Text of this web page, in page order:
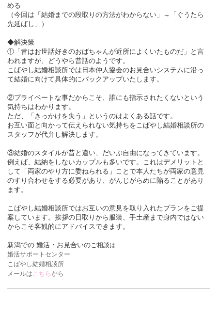
める
（今回は「結婚までの段取りの方法がわからない」→「 ぐうたら
先延ばし 」）
◆解決策
①「昔はお世話好きのおばちゃんが近所によくいたものだ」と言
われますが、どうやら昔話のようです。
こばやし結婚相談所では日本仲人協会のお見合いシステムに沿っ
て結婚に向けて具体的にバックアップいたします。
②プライベートな事だからこそ、誰にも指示されたくないという
気持ちはわかります。
ただ、「 きっかけを失う 」というのはよくある話です。
お互い面と向かって伝えられない気持ちをこばやし結婚相談所の
スタッフが代弁し解決します。
③結婚のスタイルが昔と違い、だいぶ自由になってきています。
例えば、結納をしないカップルも多いです。これはデメリットと
して「両家のやり方に委ねられる」ことで本人たちが両家の意見
のすり合わせをする必要があり、がんじがらめに陥ることがあり
ます。
こばやし結婚相談所ではお互いの意見を取り入れたプランをご提
案しています。挨拶の日取りから服装、手土産まで身内ではない
からこそ客観的にアドバイスできます。
新潟での 婚活・お見合いのご相談は
婚活サポートセンター
こばやし結婚相談所
メールはこちらから